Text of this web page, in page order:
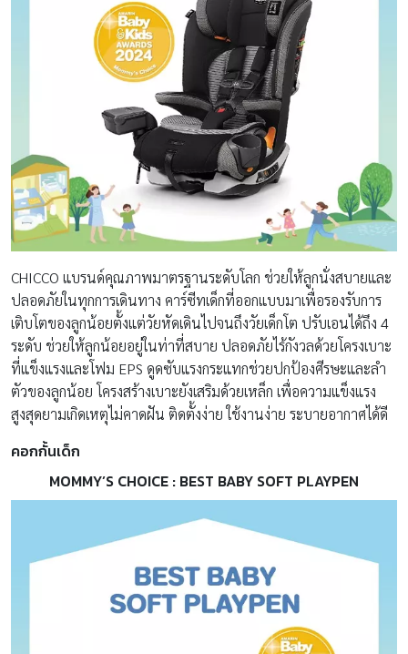
CHICCO แบรนด์คุณภาพมาตรฐานระดับโลก ช่วยให้ลูกนั่งสบายและ
ปลอดภัยในทุกการเดินทาง คาร์ซีทเด็กที่ออกแบบมาเพื่อรองรับการ
เติบโตของลูกน้อยตั้งแต่วัยหัดเดินไปจนถึงวัยเด็กโต ปรับเอนได้ถึง 4
ระดับ ช่วยให้ลูกน้อยอยู่ในท่าที่สบาย ปลอดภัยไร้กังวลด้วยโครงเบาะ
ที่แข็งแรงและโฟม EPS ดูดซับแรงกระแทกช่วยปกป้องศีรษะและลำ
ตัวของลูกน้อย โครงสร้างเบาะยังเสริมด้วยเหล็ก เพื่อความแข็งแรง
สูงสุดยามเกิดเหตุไม่คาดฝัน ติดตั้งง่าย ใช้งานง่าย ระบายอากาศได้ดี
คอกกั้นเด็ก
MOMMY’S CHOICE : BEST BABY SOFT PLAYPEN